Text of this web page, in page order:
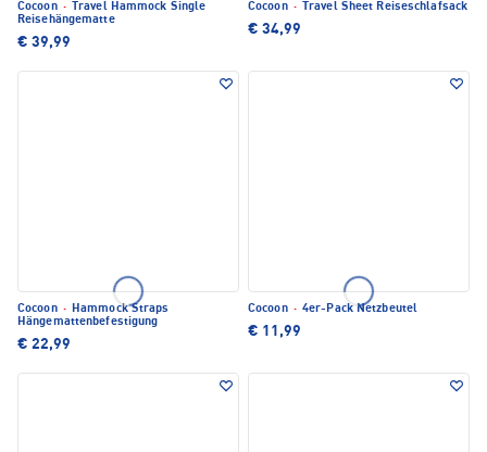
Cocoon ·
Travel Hammock Single
Reisehängematte
€ 39,99
Cocoon · Travel Sheet Reiseschlafsack
€ 34,99
Cocoon · Hammock Straps
Hängemattenbefestigung
€ 22,99
Cocoon · 4er-Pack Netzbeutel
€ 11,99